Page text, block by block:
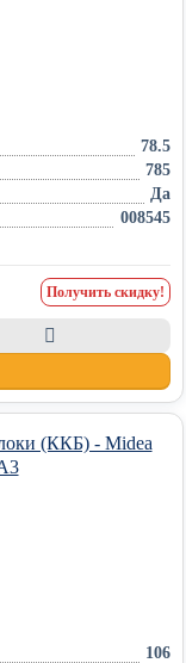
78.5
785
Да
008545
Получить скидку!
106